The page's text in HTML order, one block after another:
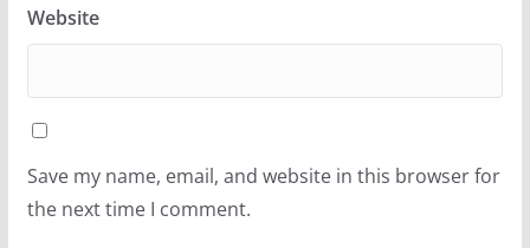
Website
Save my name, email, and website in this browser for
the next time I comment.